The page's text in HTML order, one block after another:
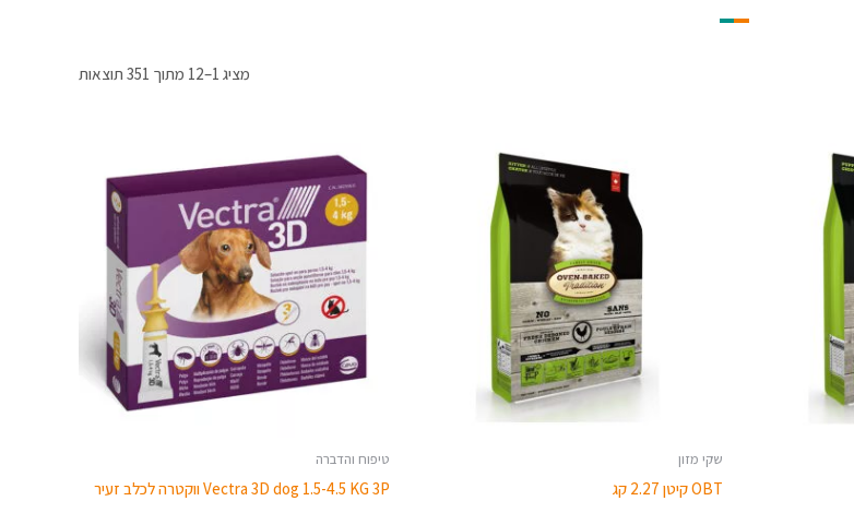
מציג 1–12 מתוך 351 תוצאות
שקי מזון
OBT קיטן 2.27 קג
טיפוח והדברה
Vectra 3D dog 1.5-4.5 KG 3P ווקטרה לכלב זעיר